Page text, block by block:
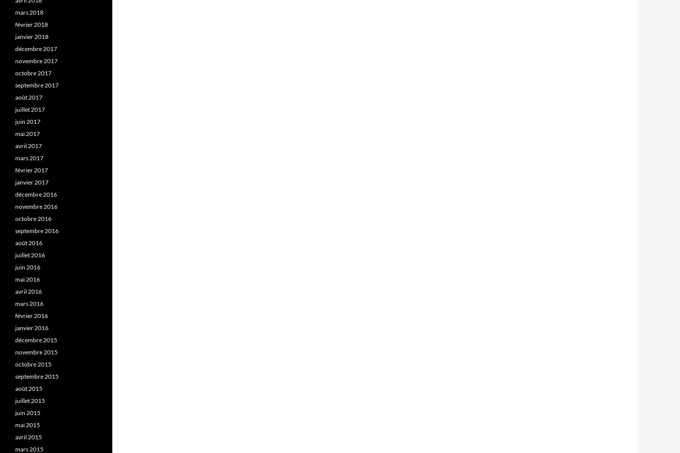
mars 2018
février 2018
janvier 2018
décembre 2017
novembre 2017
octobre 2017
septembre 2017
août 2017
juillet 2017
juin 2017
mai 2017
avril 2017
mars 2017
février 2017
janvier 2017
décembre 2016
novembre 2016
octobre 2016
septembre 2016
août 2016
juillet 2016
juin 2016
mai 2016
avril 2016
mars 2016
février 2016
janvier 2016
décembre 2015
novembre 2015
octobre 2015
septembre 2015
août 2015
juillet 2015
juin 2015
mai 2015
avril 2015
mars 2015